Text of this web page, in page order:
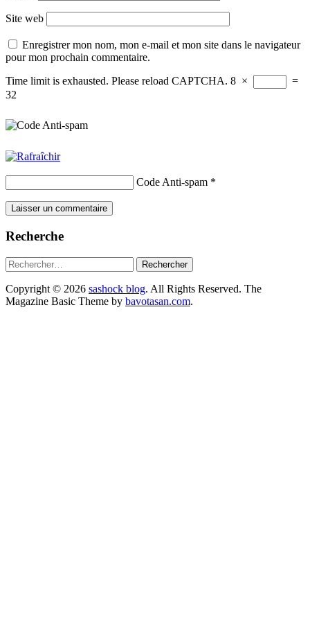
Site web
Enregistrer mon nom, mon e-mail et mon site dans le navigateur
pour mon prochain commentaire.
Time limit is exhausted. Please reload CAPTCHA. 8 ×
=
32
Code Anti-spam *
Recherche
Rechercher :
Copyright © 2026 sashock blog. All Rights Reserved. The
Magazine Basic Theme by bavotasan.com.